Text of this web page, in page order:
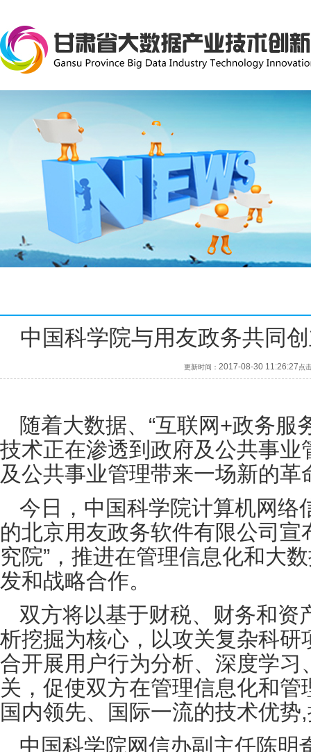
中国科学院与用友政务共同
更新时间： 2017-08-30 11:26:27点
随着大数据、“互联网+政务服
技术正在渗透到政府及公共事
及公共事业管理带来一场新的革
今日，中国科学院计算机网络
的北京用友政务软件有限公司宣
究院”，推进在管理信息化和大
发和战略合作。
双方将以基于财税、财务和资
析挖掘为核心，以攻关复杂科
合开展用户行为分析、深度学
关，促使双方在管理信息化和
国内领先、国际一流的技术优
中国科学院网信办副主任陈明